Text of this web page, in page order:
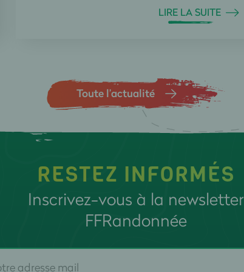
LIRE LA SUITE
Toute l’actualité
RESTEZ INFORMÉS
Inscrivez-vous à la newsletter
FFRandonnée